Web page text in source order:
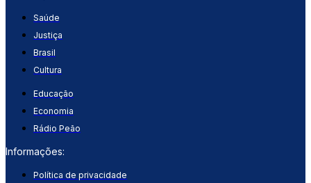
Saúde
Justiça
Brasil
Cultura
Educação
Economia
Rádio Peão
Informações:
Política de privacidade